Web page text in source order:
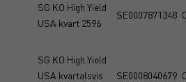
SG KO High Yield
USA kvart 2596
SE0007871348
SG KO High Yield
USA kvartalsvis
SE0008040679